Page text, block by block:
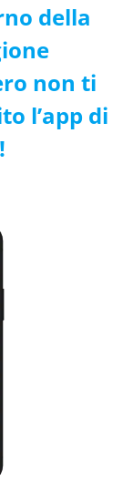
della
non ti
l’app di